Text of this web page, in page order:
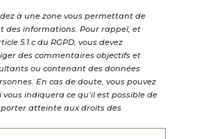
à une zone vous permettant de
des informations. Pour rappel, et
5.1.c du RGPD, vous devez
des commentaires objectifs et
ou contenant des données
En cas de doute, vous pouvez
indiquera ce qu’il est possible de
atteinte aux droits des